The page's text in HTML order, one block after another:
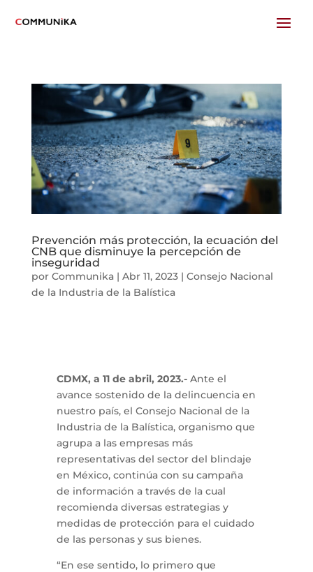
Prevención más protección, la ecuación del
CNB que disminuye la percepción de
inseguridad
por Communika| Abr 11, 2023| Consejo Nacional
de la Industria de la Balística
CDMX, a 11 de abril, 2023.-Ante el
avance sostenido de la delincuencia en
nuestro país, el Consejo Nacional de la
Industria de la Balística, organismo que
agrupa a las empresas más
representativas del sector del blindaje
en México, continúa con su campaña
de información a través de la cual
recomienda diversas estrategias y
medidas de protección para el cuidado
de las personas y sus bienes.
“En ese sentido, lo primero que